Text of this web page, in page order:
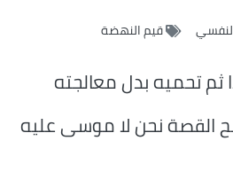
قيم النهضة
تحميه بدل معالجته
القصة نحن لا موسى عليه